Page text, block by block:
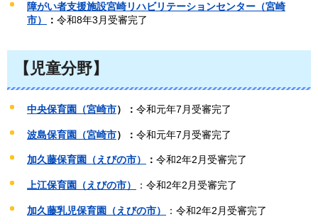
障がい者支援施設宮崎リハビリテーションセンター（宮崎
市）
： 令和8年3月受審完了
【児童分野】
中央保育園（宮崎市）： 令和元年7月受審完了
波島保育園（宮崎市）： 令和元年7月受審完了
加久藤保育園（えびの市） ： 令和2年2月受審完了
上江保育園（えびの市） ：令和2年2月受審完了
加久藤乳児保育園（えびの市） ：令和2年2月受審完了